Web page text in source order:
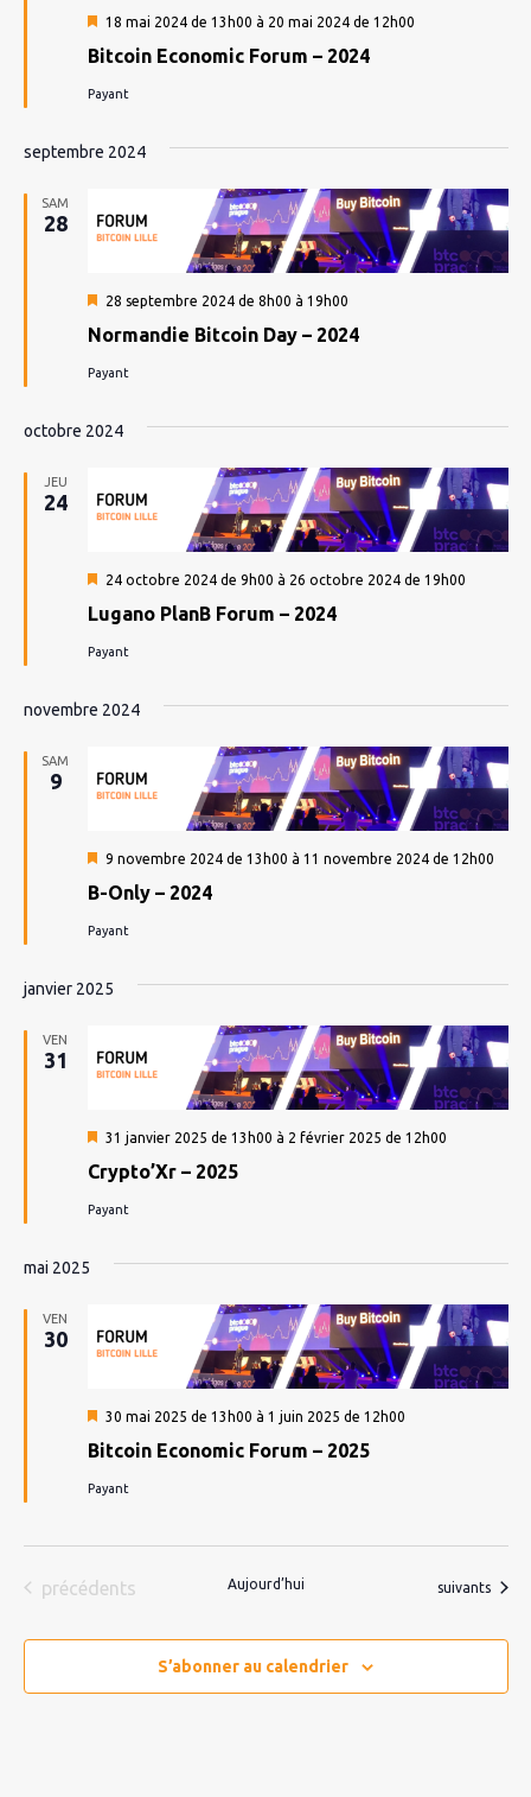
Bitcoin Economic Forum – 2024
Mis
avant
18 mai 2024 de 13h00 à 20 mai 2024 de 12h00
Payant
septembre 2024
SAM
28
Normandie Bitcoin Day – 2024
Mis
avant
28 septembre 2024 de 8h00 à 19h00
Payant
octobre 2024
JEU
24
Lugano PlanB Forum – 2024
Mis
avant
24 octobre 2024 de 9h00 à 26 octobre 2024 de 19h00
Payant
novembre 2024
SAM
9
B-Only – 2024
Mis
avant
9 novembre 2024 de 13h00 à 11 novembre 2024 de 12h00
Payant
janvier 2025
VEN
31
Crypto’Xr – 2025
Mis
avant
31 janvier 2025 de 13h00 à 2 février 2025 de 12h00
Payant
mai 2025
VEN
30
Bitcoin Economic Forum – 2025
Mis
avant
30 mai 2025 de 13h00 à 1 juin 2025 de 12h00
Payant
Évènements
précédents Aujourd’hui Évènements
suivants
S’abonner au calendrier